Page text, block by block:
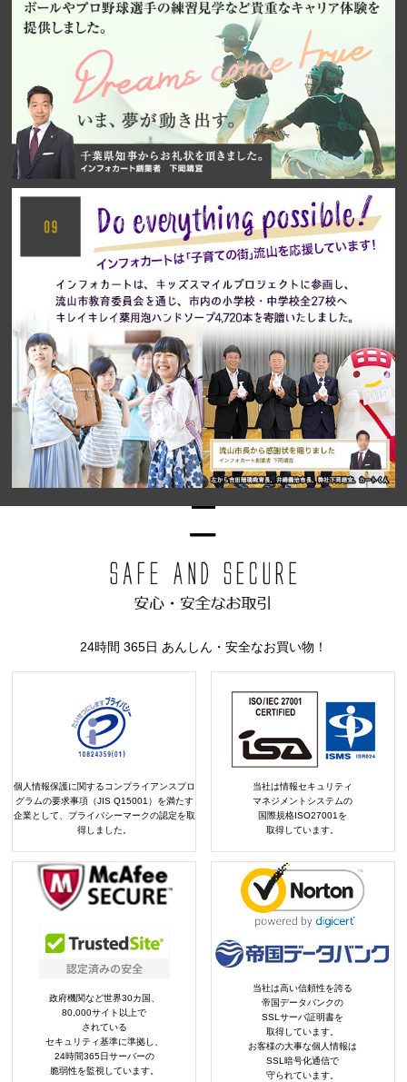
24時間 365日 あんしん・安全なお買い物！
個人情報保護に関するコンプライアンスプロ
グラムの要求事項（JIS Q15001）を満たす
企業として、プライバシーマークの認定を取
得しました。
当社は情報セキュリティ
マネジメントシステムの
国際規格ISO27001を
取得しています。
政府機関など世界30カ国、
80,000サイト以上で
されている
セキュリティ基準に準拠し、
24時間365日サーバーの
脆弱性を監視しています。
当社は高い信頼性を誇る
帝国データバンクの
SSLサーバ証明書を
取得しています。
お客様の大事な個人情報は
SSL暗号化通信で
守られています。